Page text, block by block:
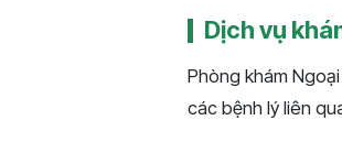
Dịch vụ
Phòng khám
các bệnh lý liên